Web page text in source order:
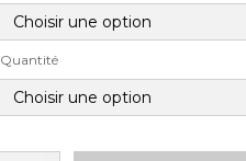
Quantité